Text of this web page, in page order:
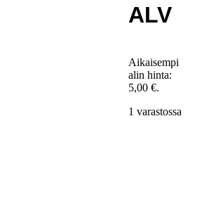
ALV
Aikaisempi
alin hinta:
5,00 €.
1 varastossa